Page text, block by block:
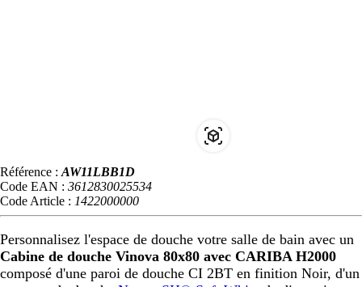
Référence : AW11LBB1D
Code EAN : 3612830025534
Code Article : 1422000000
Personnalisez l'espace de douche votre salle de bain avec un
Cabine de douche Vinova 80x80 avec CARIBA H2000
composé d'une paroi de douche CI 2BT en finition Noir, d'un